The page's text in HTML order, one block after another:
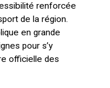
renforcée
de la région.
en grande
pour s’y
officielle des